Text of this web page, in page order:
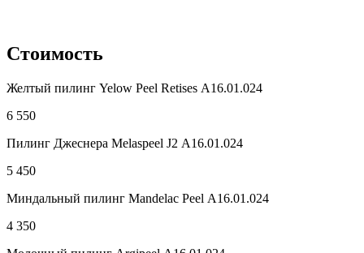
Стоимость
Желтый пилинг Yelow Рeel Retises А16.01.024
6 550
Пилинг Джеснера Melaspeel J2 А16.01.024
5 450
Миндальный пилинг Mandelac Peel А16.01.024
4 350